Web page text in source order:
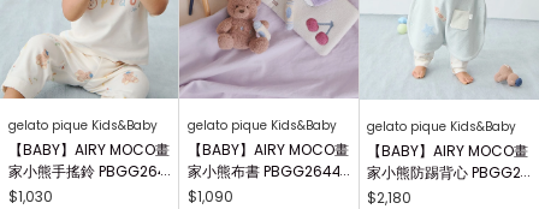
gelato pique Kids&Baby
【BABY】AIRY MOCO畫
家小熊手搖鈴 PBGG264
414
$1,030
gelato pique Kids&Baby
【BABY】AIRY MOCO畫
家小熊布書 PBGG26441
8
$1,090
gelato pique Kids&Baby
【BABY】AIRY MOCO畫
家小熊防踢背心 PBGG2
64465
$2,180